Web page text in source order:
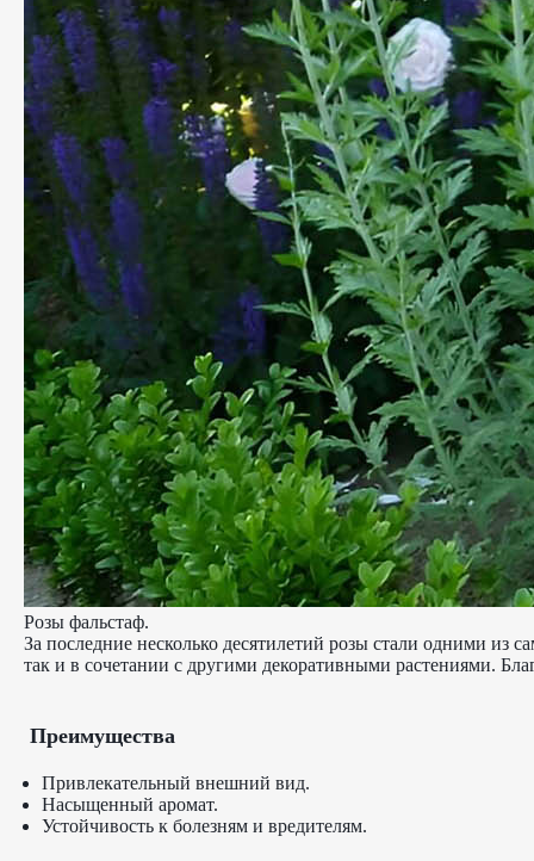
Розы фальстаф.
За последние несколько десятилетий розы стали одними из
так и в сочетании с другими декоративными растениями.
Преимущества
Привлекательный внешний вид.
Насыщенный аромат.
Устойчивость к болезням и вредителям.